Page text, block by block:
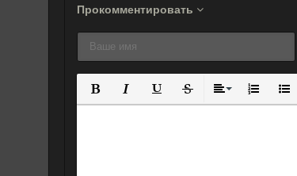
Прокомментировать
Полужирный
КурсивПодчеркнутый
Зачеркнутый